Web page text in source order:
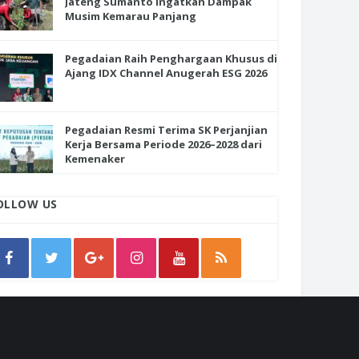
Musim Kemarau Panjang
Pegadaian Raih Penghargaan Khusus di
Ajang IDX Channel Anugerah ESG 2026
Pegadaian Resmi Terima SK Perjanjian
Kerja Bersama Periode 2026–2028 dari
Kemenaker
US